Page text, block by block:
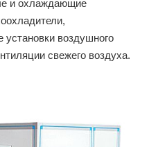
и охлаждающие
установки воздушного
свежего воздуха.